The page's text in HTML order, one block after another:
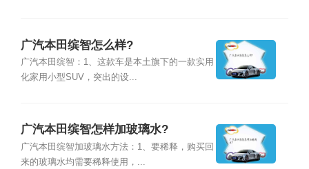
广汽本田缤智怎么样?
广汽本田缤智：1、这款车是本土旗下的一款实用
化家用小型SUV，突出的设...
广汽本田缤智怎样加玻璃水?
广汽本田缤智加玻璃水方法：1、要稀释，购买回
来的玻璃水均需要稀释使用，...